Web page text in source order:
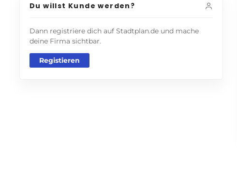
Du willst Kunde werden?
Dann registriere dich auf Stadtplan.de und mache
deine Firma sichtbar.
Registieren